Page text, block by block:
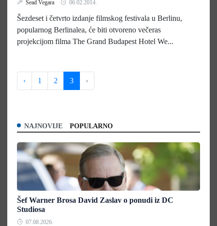
Sead Vegara 06.02.2014.
Šezdeset i četvrto izdanje filmskog festivala u Berlinu,
popularnog Berlinalea, će biti otvoreno večeras
projekcijom filma The Grand Budapest Hotel We...
‹ 1 2 3 ›
NAJNOVIJE POPULARNO
Šef Warner Brosa David Zaslav o ponudi iz DC
Studiosa
07.08.2026.